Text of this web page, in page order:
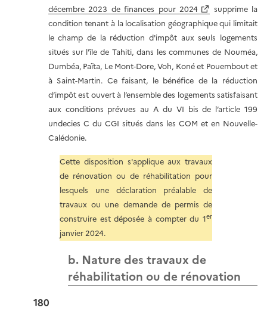
décembre 2023 de finances pour 2024
supprime la
condition tenant à la localisation géographique qui limitait
le champ de la réduction d'impôt aux seuls logements
situés sur l'île de Tahiti, dans les communes de Nouméa,
Dumbéa, Païta, Le Mont-Dore, Voh, Koné et Pouembout et
à Saint-Martin. Ce faisant, le bénéfice de la réduction
d’impôt est ouvert à l’ensemble des logements satisfaisant
aux conditions prévues au A du VI bis de l’article 199
undecies C du CGI situés dans les COM et en Nouvelle-
Calédonie.
Cette disposition s'applique aux travaux
de rénovation ou de réhabilitation pour
lesquels une déclaration préalable de
travaux ou une demande de permis de
construire est déposée à compter du 1er
janvier 2024.
b. Nature des travaux de
réhabilitation ou de rénovation
180